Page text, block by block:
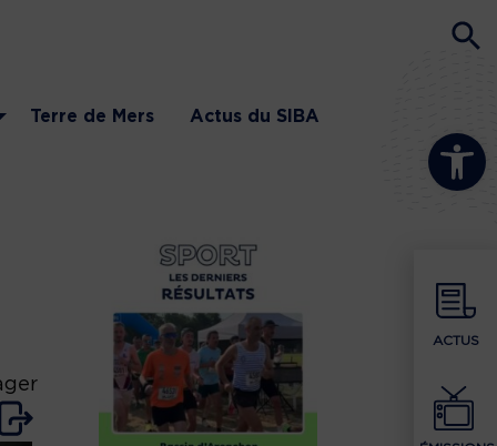
Ouvrir la
ACTUS
Terre de Mers Actus du SIBA